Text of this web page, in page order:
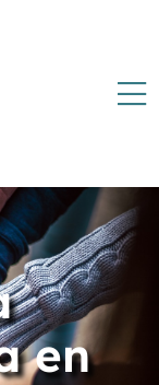
en